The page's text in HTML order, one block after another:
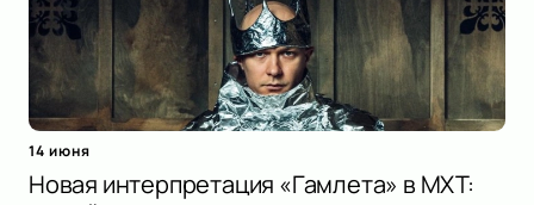
14 июня
Новая интерпретация «Гамлета» в МХТ: